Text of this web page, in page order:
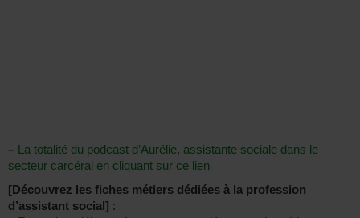
– La totalité du podcast d’Aurélie, assistante sociale dans le
secteur carcéral en cliquant sur ce lien
[Découvrez les fiches métiers dédiées à la profession
d’assistant social] :